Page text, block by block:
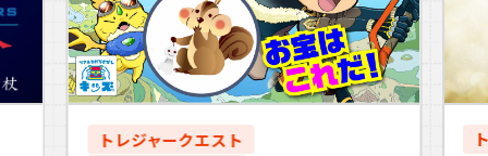
トレジャークエスト